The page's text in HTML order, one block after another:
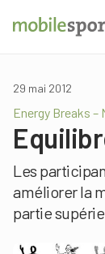
29 mai 2012
Energy Breaks –
Les
améliorer la
partie